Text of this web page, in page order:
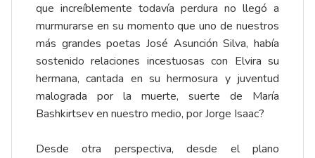
que increíblemente todavía perdura no llegó a
murmurarse en su momento que uno de nuestros
más grandes poetas José Asunción Silva, había
sostenido relaciones incestuosas con Elvira su
hermana, cantada en su hermosura y juventud
malograda por la muerte, suerte de María
Bashkirtsev en nuestro medio, por Jorge Isaac?
Desde otra perspectiva, desde el plano